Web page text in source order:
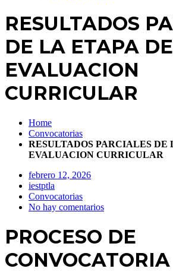
RESULTADOS
DE LA ETAPA DE
EVALUACION
CURRICULAR
Home
Convocatorias
RESULTADOS PARCIALES DE
EVALUACION CURRICULAR
febrero 12, 2026
iestptla
Convocatorias
No hay comentarios
PROCESO DE